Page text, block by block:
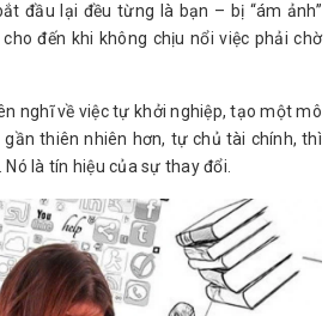
đầu lại đều từng là bạn – bị “ám ảnh”
đến khi không chịu nổi việc phải chờ
nghĩ về việc tự khởi nghiệp, tạo một mô
thiên nhiên hơn, tự chủ tài chính, thì
là tín hiệu của sự thay đổi.